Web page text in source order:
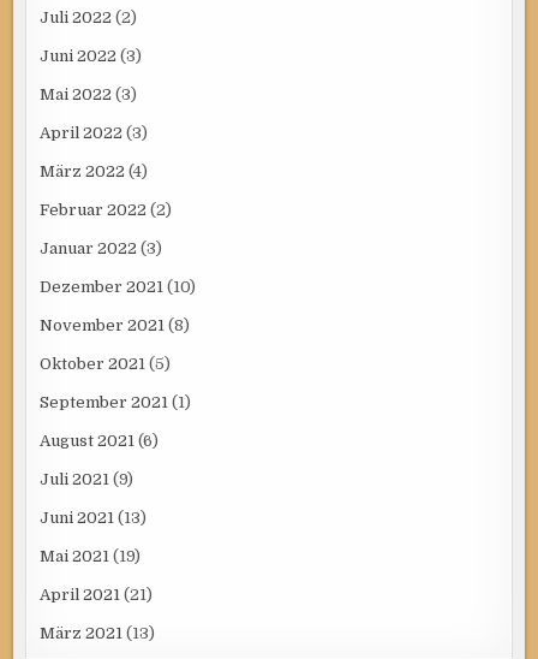
Juli 2022 (2)
Juni 2022 (3)
Mai 2022 (3)
April 2022 (3)
März 2022 (4)
Februar 2022 (2)
Januar 2022 (3)
Dezember 2021 (10)
November 2021 (8)
Oktober 2021 (5)
September 2021 (1)
August 2021 (6)
Juli 2021 (9)
Juni 2021 (13)
Mai 2021 (19)
April 2021 (21)
März 2021 (13)